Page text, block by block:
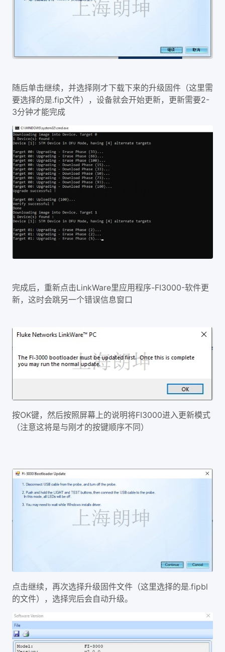
随后单击继续，并选择刚才下载下来的升级固件（这里需
要选择的是.fip文件），设备就会开始更新，更新需要2-
3分钟才能完成
完成后，重新点击LinkWare里应用程序-FI3000-软件更
新，这时会跳另一个错误信息窗口
按OK键，然后按照屏幕上的说明将FI3000进入更新模式
（注意这将是与刚才的按键顺序不同）
点击继续，再次选择升级固件文件（这里选择的是.fipbl
的文件），选择完后会自动升级。